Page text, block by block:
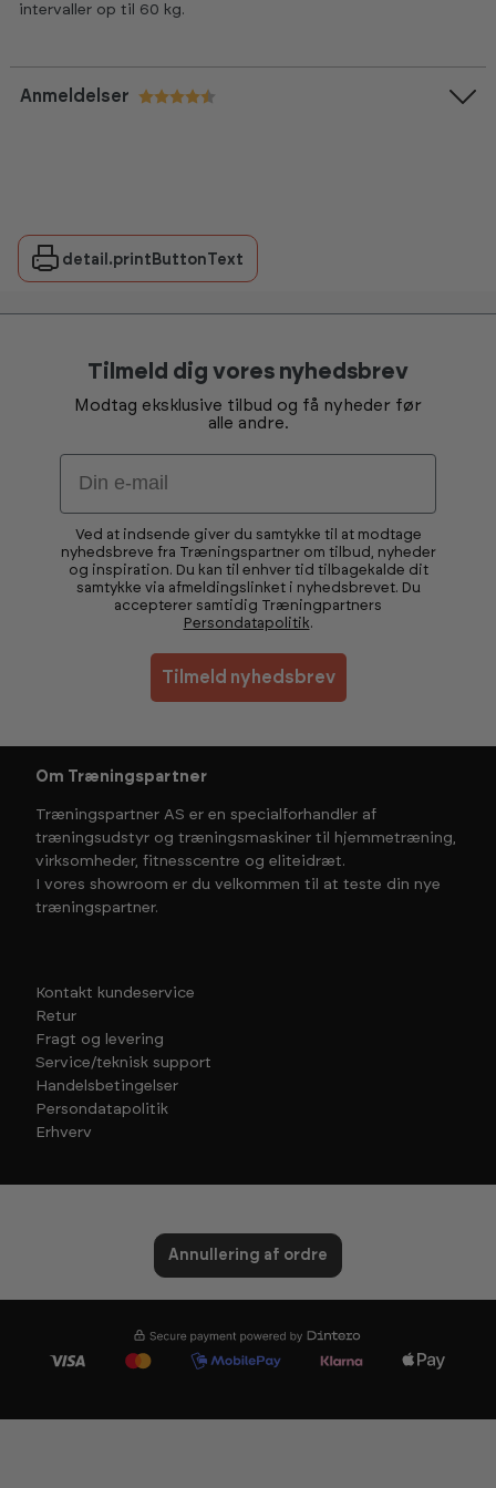
intervaller op til 60 kg.
Anmeldelser
detail.printButtonText
Tilmeld dig vores nyhedsbrev
Modtag eksklusive tilbud og få nyheder før
alle andre.
Email
Ved at indsende giver du samtykke til at modtage
nyhedsbreve fra Træningspartner om tilbud, nyheder
og inspiration. Du kan til enhver tid tilbagekalde dit
samtykke via afmeldingslinket i nyhedsbrevet. Du
accepterer samtidig Træningpartners
Persondatapolitik.
Tilmeld nyhedsbrev
Om Træningspartner
Træningspartner AS er en specialforhandler af
træningsudstyr og træningsmaskiner til hjemmetræning,
virksomheder, fitnesscentre og eliteidræt.
I vores showroom er du velkommen til at teste din nye
træningspartner.
Kontakt kundeservice
Retur
Fragt og levering
Service/teknisk support
Handelsbetingelser
Persondatapolitik
Erhverv
Annullering af ordre